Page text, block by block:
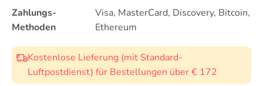
Zahlungs-
Methoden
Visa, MasterCard, Discovery, Bitcoin,
Ethereum
Kostenlose Lieferung (mit Standard-
Luftpostdienst) für Bestellungen über € 172